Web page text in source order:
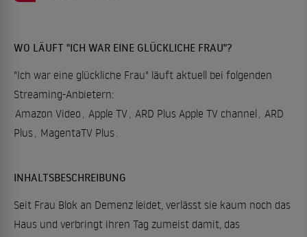
WO LÄUFT "ICH WAR EINE GLÜCKLICHE FRAU"?
"Ich war eine glückliche Frau" läuft aktuell bei folgenden
Streaming-Anbietern:
Amazon Video
Apple TV ARD Plus Apple TV channel
ARD
Plus MagentaTV Plus
INHALTSBESCHREIBUNG
Seit Frau Blok an Demenz leidet, verlässt sie kaum noch das
Haus und verbringt ihren Tag zumeist damit, das